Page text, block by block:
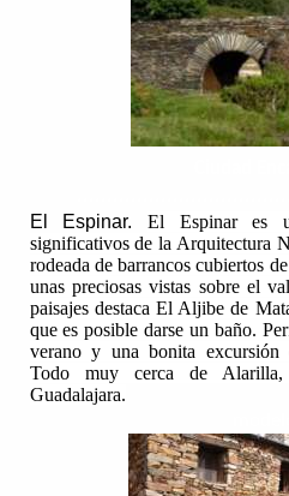
El Espinar. El Espinar es
significativos de la Arquitectura
rodeada de barrancos cubiertos
unas preciosas vistas sobre el
paisajes destaca El Aljibe de
que es posible darse un baño.
verano y una bonita excursión
Todo muy cerca de
Guadalajara.